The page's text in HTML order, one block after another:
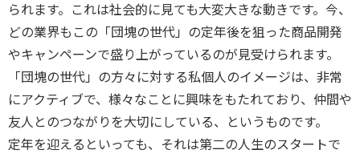
られます。これは社会的に見ても大変大きな動きです。今、
どの業界もこの「団塊の世代」の定年後を狙った商品開発
やキャンペーンで盛り上がっているのが見受けられます。
「団塊の世代」の方々に対する私個人のイメージは、非常
にアクティブで、様々なことに興味をもたれており、仲間や
友人とのつながりを大切にしている、というものです。
定年を迎えるといっても、それは第二の人生のスタートで